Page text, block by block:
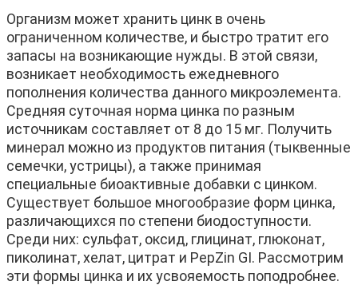
Организм может хранить цинк в очень
ограниченном количестве, и быстро тратит его
запасы на возникающие нужды. В этой связи,
возникает необходимость ежедневного
пополнения количества данного микроэлемента.
Средняя суточная норма цинка по разным
источникам составляет от 8 до 15 мг. Получить
минерал можно из продуктов питания (тыквенные
семечки, устрицы), а также принимая
специальные биоактивные добавки с цинком.
Существует большое многообразие форм цинка,
различающихся по степени биодоступности.
Среди них: сульфат, оксид, глицинат, глюконат,
пиколинат, хелат, цитрат и PepZin GI. Рассмотрим
эти формы цинка и их усвояемость поподробнее.